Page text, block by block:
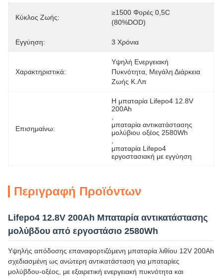
Κύκλος Ζωής:
≥1500 Φορές 0,5C
(80%DOD)
Εγγύηση: 3 Χρόνια
Χαρακτηριστικά:
Υψηλή Ενεργειακή
Πυκνότητα, Μεγάλη Διάρκεια
Ζωής Κ.λπ
Επισημαίνω:
Η μπαταρία Lifepo4 12.8V
200Ah
μπαταρία αντικατάστασης
μολύβιου οξέος 2580Wh
μπαταρία Lifepo4
εργοστασιακή με εγγύηση
Περιγραφή Προϊόντων
Lifepo4 12.8V 200Ah Μπαταρία αντικατάστασης
μολύβδου από εργοστάσιο 2580Wh
Υψηλής απόδοσης επαναφορτιζόμενη μπαταρία λιθίου 12V 200Ah
σχεδιασμένη ως ανώτερη αντικατάσταση για μπαταρίες
μολύβδου-οξέος, με εξαιρετική ενεργειακή πυκνότητα και